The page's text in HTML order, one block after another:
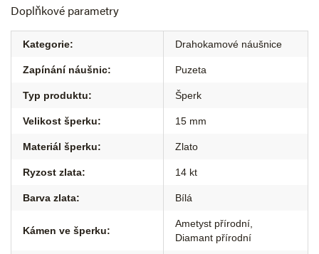
Doplňkové parametry
Kategorie: Drahokamové náušnice
Zapínání náušnic: Puzeta
Typ produktu: Šperk
Velikost šperku: 15 mm
Materiál šperku: Zlato
Ryzost zlata: 14 kt
Barva zlata: Bílá
Kámen ve šperku:
Ametyst přírodní
Diamant přírodní